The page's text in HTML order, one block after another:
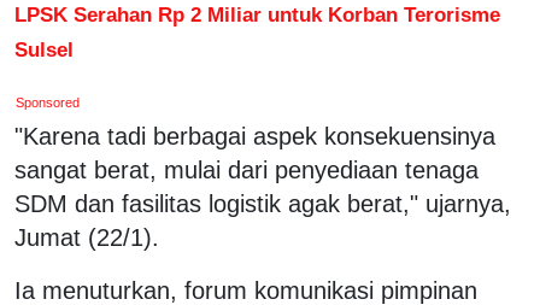
LPSK Serahan Rp 2 Miliar untuk Korban Terorisme
Sulsel
Sponsored
"Karena tadi berbagai aspek konsekuensinya
sangat berat, mulai dari penyediaan tenaga
SDM dan fasilitas logistik agak berat," ujarnya,
Jumat (22/1).
Ia menuturkan, forum komunikasi pimpinan